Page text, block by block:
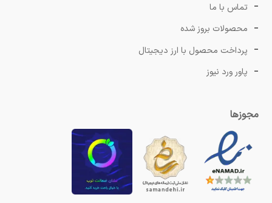
تماس با ما
محصولات بروز شده
پرداخت محصول با ارز دیجیتال
پاور ورد نیوز
مجوزها